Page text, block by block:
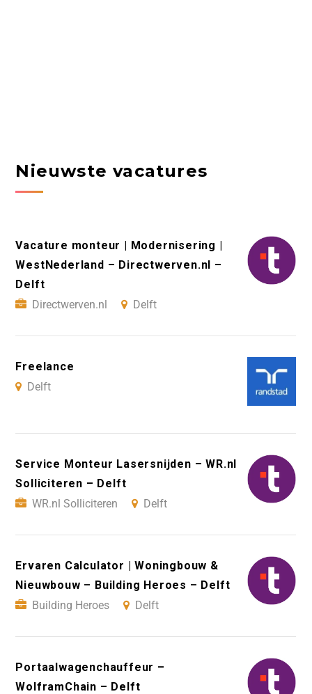
Nieuwste vacatures
Vacature monteur | Modernisering |
WestNederland – Directwerven.nl –
Delft
Directwerven.nl
Delft
Freelance
Delft
Service Monteur Lasersnijden – WR.nl
Solliciteren – Delft
WR.nl Solliciteren
Delft
Ervaren Calculator | Woningbouw &
Nieuwbouw – Building Heroes – Delft
Building Heroes
Delft
Portaalwagenchauffeur –
WolframChain – Delft